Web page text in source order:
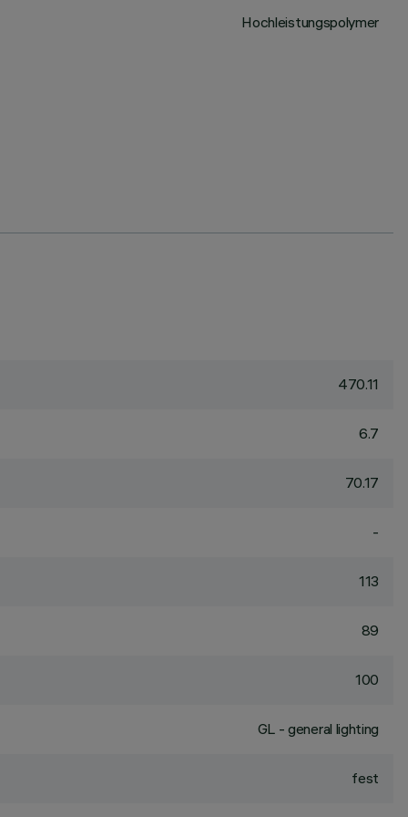
Hochleistungspolymer
470.11
6.7
70.17
-
113
89
100
GL - general lighting
fest